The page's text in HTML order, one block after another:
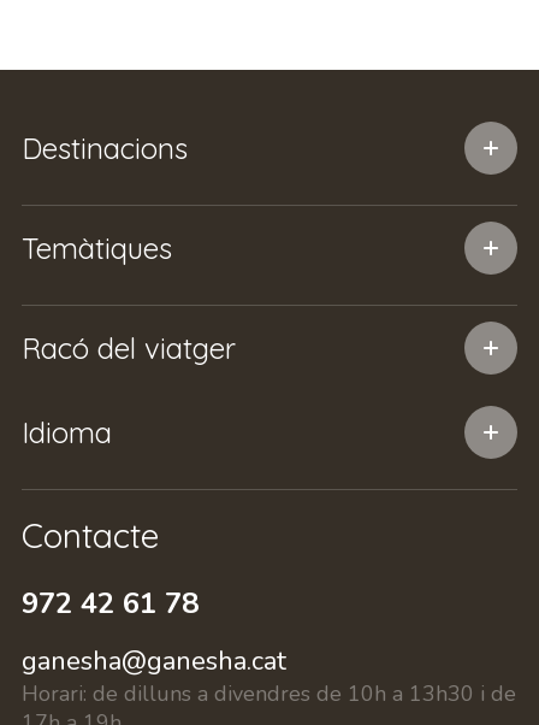
Destinacions
Temàtiques
Racó del viatger
Idioma
Contacte
972 42 61 78
ganesha@ganesha.cat
Horari: de dilluns a divendres de 10h a 13h30 i de